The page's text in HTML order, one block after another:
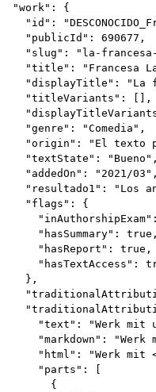
  "work": {
"id":
    "publicId": 690677,
"slug": "la-
"title": "Francesa
"displayTitle": "La
    "titleVariants": [],
    "genre": "Comedia",
"origin": "El texto
    "textState": "Bueno",
    "addedOn": "2021/03",
"resultado1": "Los
    "flags": {
      "hasSummary": true,
      "hasReport": true,
"hasTextAccess":
    },
"text": "Werk mit
"markdown": "Werk
"html": "Werk mit
      "parts": [
        {